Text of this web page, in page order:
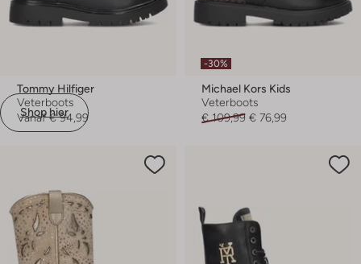
Shop hier
Tommy Hilfiger
Veterboots
Vanaf € 94,99
-30%
Michael Kors Kids
Veterboots
€ 109,99 € 76,99